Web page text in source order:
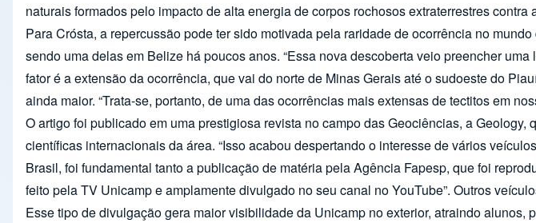
naturais formados pelo impacto de alta energia de corpos rochosos extraterrestres
Para Crósta, a repercussão pode ter sido motivada pela raridade de ocorrência no
sendo uma delas em Belize há poucos anos. “Essa nova descoberta veio preencher
fator é a extensão da ocorrência, que vai do norte de Minas Gerais até o sudoeste do
ainda maior. “Trata-se, portanto, de uma das ocorrências mais extensas de tectitos em
O artigo foi publicado em uma prestigiosa revista no campo das Geociências, a
científicas internacionais da área. “Isso acabou despertando o interesse de vários
Brasil, foi fundamental tanto a publicação de matéria pela Agência Fapesp, que foi
feito pela TV Unicamp e amplamente divulgado no seu canal no YouTube”. Outros
Esse tipo de divulgação gera maior visibilidade da Unicamp no exterior, atraindo